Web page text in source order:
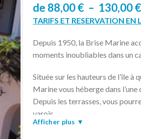
de 88,00€ – 130,00
TARIFS ET RESERVATION EN
Depuis 1950, la Brise Marine
moments inoubliables dans un
Située sur les hauteurs de l’île à
Marine vous héberge dans
Depuis les terrasses, vous
varois.
Afficher plus ▼